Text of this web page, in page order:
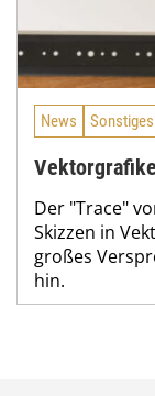
News Sonstiges
Der "Trace"
Skizzen in
großes
hin.